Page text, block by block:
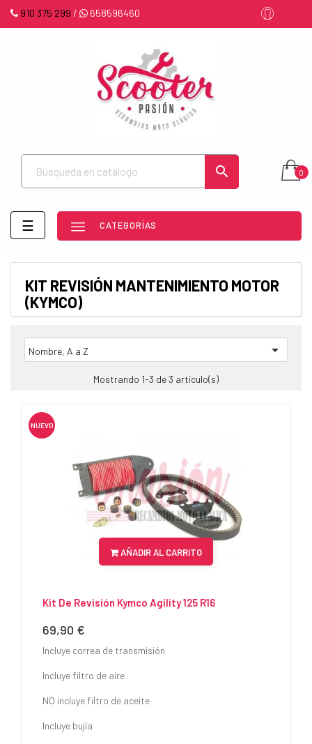
910 375 299 / 658596460
 0
Navegación
de
☰ CATEGORÍAS
KIT REVISIÓN MANTENIMIENTO MOTOR
(KYMCO)
Nombre, A a Z 
Mostrando 1-3 de 3 artículo(s)
NUEVO
AÑADIR AL CARRITO
Kit De Revisión Kymco Agility 125 R16
Precio
69,90 €
Incluye correa de transmisión
Incluye filtro de aire
NO incluye filtro de aceite
Incluye bujía